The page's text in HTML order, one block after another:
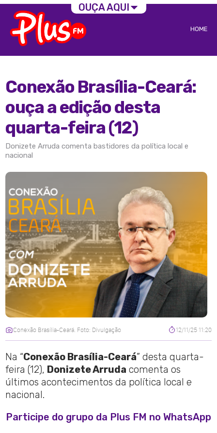
HOME
Conexão Brasília-Ceará:
ouça a edição desta
quarta-feira (12)
Donizete Arruda comenta bastidores da política local e
nacional
Conexão Brasília-Ceará. Foto: Divulgação 12/11/25 11:20
Na “Conexão Brasília-Ceará” desta quarta-
feira (12), Donizete Arruda comenta os
últimos acontecimentos da política local e
nacional.
Participe do grupo da Plus FM no WhatsApp
OUÇA AQUI